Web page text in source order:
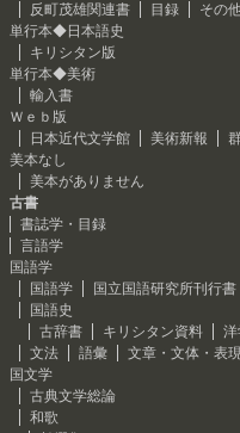
反町茂雄関連書
目録
その
単行本◆日本語史
キリシタン版
単行本◆美術
輸入書
Ｗｅｂ版
日本近代文学館
美術新報
美本なし
美本がありません
古書
書誌学・目録
言語学
国語学
国語学
国立国語研究所刊行書
国語史
古辞書
キリシタン資料
文法
語彙 文章・文体・表
国文学
古典文学総論
和歌